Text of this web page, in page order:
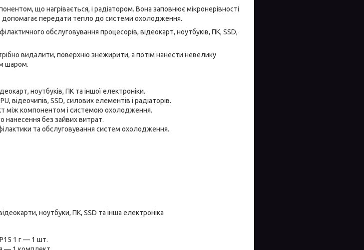
що нагрівається, і радіатором. Вона заповнює мікронерівності
допомагає передати тепло до системи охолодження.
обслуговування процесорів, відеокарт, ноутбуків, ПК, SSD,
видалити, поверхню знежирити, а потім нанести невелику
шаром.
ноутбуків, ПК та іншої електроніки.
відеочипів, SSD, силових елементів і радіаторів.
між компонентом і системою охолодження.
нанесення без зайвих витрат.
та обслуговування систем охолодження.
ноутбуки, ПК, SSD та інша електроніка
1 г — 1 шт.